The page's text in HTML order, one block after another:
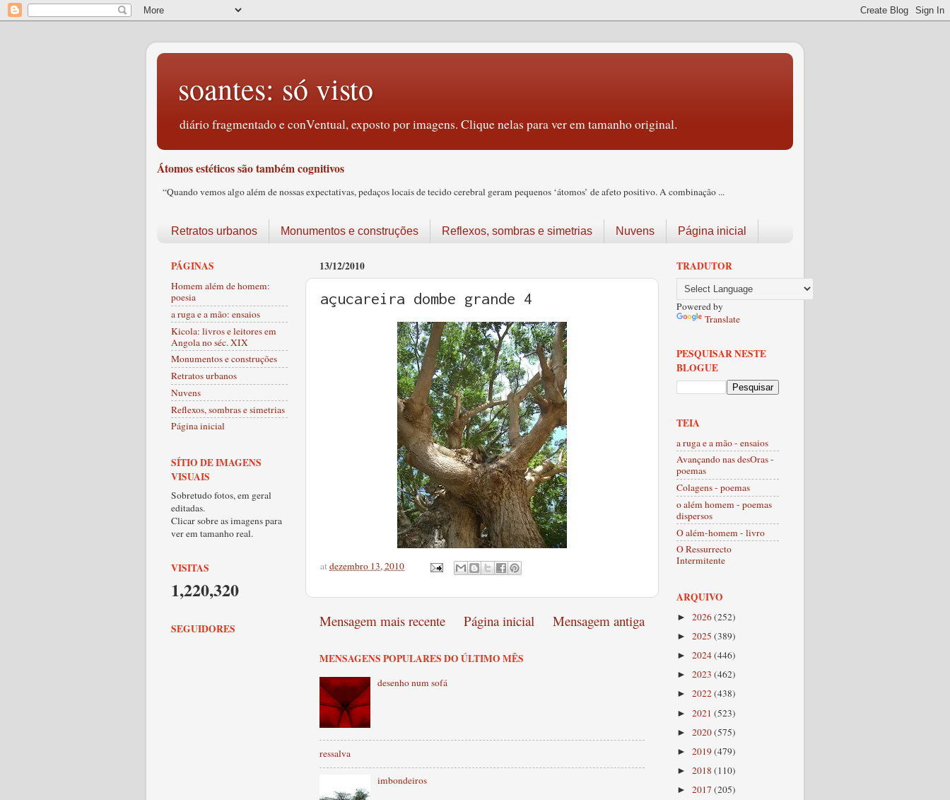
soantes: só visto
diário fragmentado e conVentual, exposto por imagens. Clique nelas para ver em tamanho original.
Átomos estéticos são também cognitivos
“Quando vemos algo além de nossas expectativas, pedaços locais de tecido cerebral geram pequenos ‘átomos’ de afeto positivo. A combinação ...
Retratos urbanos Monumentos e construções Reflexos, sombras e simetrias Nuvens Página inicial
13/12/2010
açucareira dombe grande 4
atdezembro 13, 2010
Mensagem mais recente Mensagem antiga
Página inicial
MENSAGENS POPULARES DO ÚLTIMO MÊS
desenho num sofá
ressalva
imbondeiros
PÁGINAS
Homem além de homem:
poesia
a ruga e a mão: ensaios
Kicola: livros e leitores em
Angola no séc. XIX
Monumentos e construções
Retratos urbanos
Nuvens
Reflexos, sombras e simetrias
Página inicial
SÍTIO DE IMAGENS
VISUAIS
Sobretudo fotos, em geral
editadas.
Clicar sobre as imagens para
ver em tamanho real.
VISITAS
1,220,320
SEGUIDORES
TRADUTOR
Powered by
Translate
PESQUISAR NESTE
BLOGUE
TEIA
a ruga e a mão - ensaios
Avançando nas desOras -
poemas
Colagens - poemas
o além homem - poemas
dispersos
O além-homem - livro
O Ressurrecto
Intermitente
ARQUIVO
► 2026(252)
► 2025 (389)
► 2024(446)
► 2023 (462)
► 2022(438)
► 2021 (523)
► 2020(575)
► 2019(479)
► 2018 (110)
► 2017 (205)